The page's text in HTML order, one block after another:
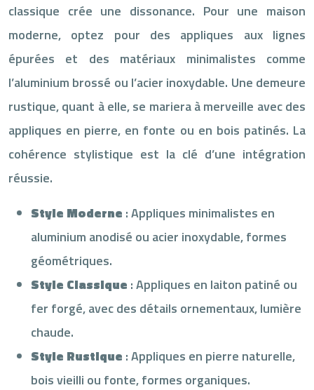
classique crée une dissonance. Pour une maison
moderne, optez pour des appliques aux lignes
épurées et des matériaux minimalistes comme
l’aluminium brossé ou l’acier inoxydable. Une demeure
rustique, quant à elle, se mariera à merveille avec des
appliques en pierre, en fonte ou en bois patinés. La
cohérence stylistique est la clé d’une intégration
réussie.
Style Moderne : Appliques minimalistes en
aluminium anodisé ou acier inoxydable, formes
géométriques.
Style Classique : Appliques en laiton patiné ou
fer forgé, avec des détails ornementaux, lumière
chaude.
Style Rustique : Appliques en pierre naturelle,
bois vieilli ou fonte, formes organiques.